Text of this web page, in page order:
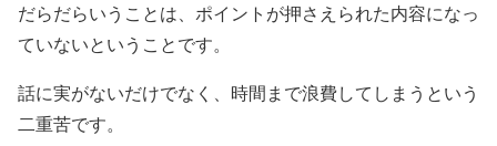
だらだらいうことは、ポイントが押さえられた内容になっ
ていないということです。
話に実がないだけでなく、時間まで浪費してしまうという
二重苦です。